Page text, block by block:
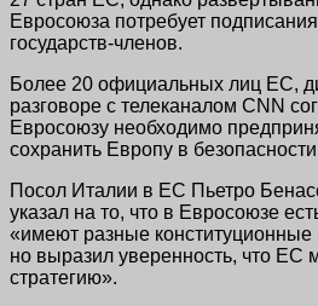
Евросоюза потребует
государств-членов.
Более 20 официальных лиц ЕС,
разговоре с телеканалом CNN
Евросоюзу необходимо
сохранить Европу в
Посол Италии в ЕС Пьетро
указал на то, что в Евросоюзе
«имеют разные
но выразил уверенность, что ЕС
стратегию».